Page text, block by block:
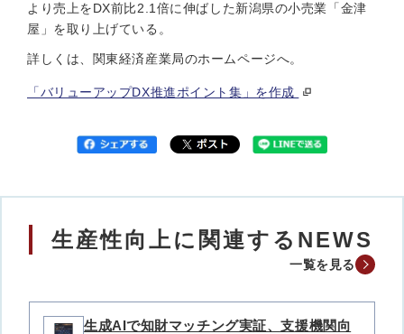
より売上をDX前比2.1倍に伸ばした新潟県の小売業「金津
屋」を取り上げている。
詳しくは、関東経済産業局のホームページへ。
「バリューアップDX推進ポイント集」を作成
生産性向上に関連するNEWS
一覧を見る
生成AIで知財マッチング実証、支援機関向